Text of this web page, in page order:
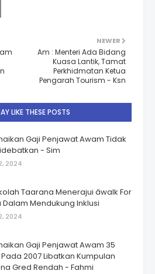
NEWER
Am : Menteri Ada Bidang
Kuasa Lantik, Tamat
Perkhidmatan Ketua
Pengarah Tourism - Ksn
LIKE THESE POSTS
Gaji Penjawat Awam Tidak
- Sim
2024
Taarana Menerajui âwalk For
Dalam Mendukung Inklusi
2024
Gaji Penjawat Awam 35
2007 Libatkan Kumpulan
Gred Rendah - Fahmi